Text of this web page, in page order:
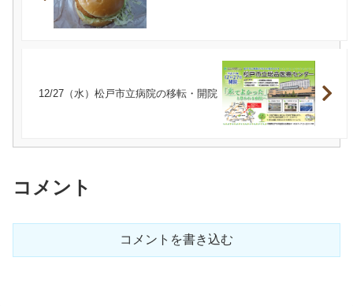
12/27（水）松戸市立病院の移転・開院
コメント
コメントを書き込む